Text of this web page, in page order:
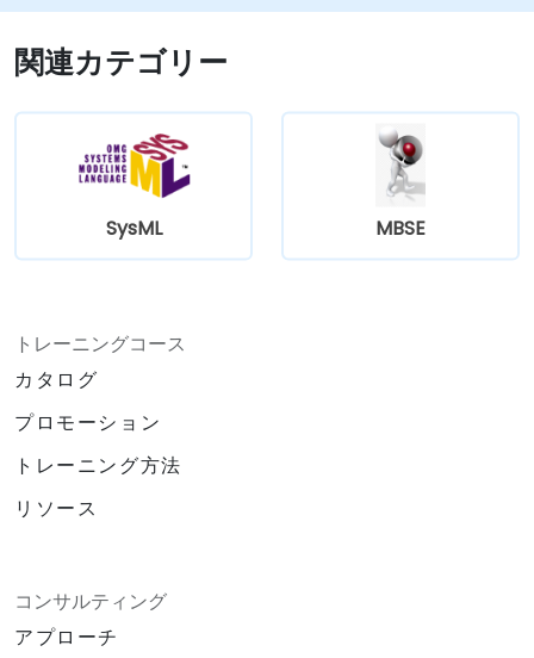
更をもたらします。
関連カテゴリー
SysML MBSE
トレーニングコース
カタログ
プロモーション
トレーニング方法
リソース
コンサルティング
アプローチ